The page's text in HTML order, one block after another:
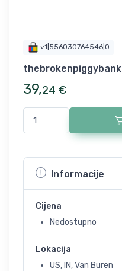
v1|556030764546|0
thebrokenpiggybank
39,24 €
Informacije
Cijena
Nedostupno
Lokacija
US, IN, Van Buren